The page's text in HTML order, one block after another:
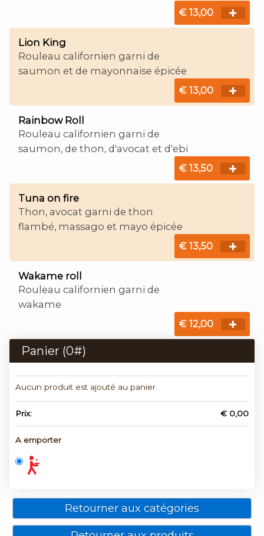
€ 13,00
Lion King
Rouleau californien garni de
saumon et de mayonnaise épicée
€ 13,00
Rainbow Roll
Rouleau californien garni de
saumon, de thon, d'avocat et d'ebi
€ 13,50
Tuna on fire
Thon, avocat garni de thon
flambé, massago et mayo épicée
€ 13,50
Wakame roll
Rouleau californien garni de
wakame
€ 12,00
Panier (0#)
Aucun produit est ajouté au panier.
Prix: € 0,00
A emporter
Retourner aux catégories